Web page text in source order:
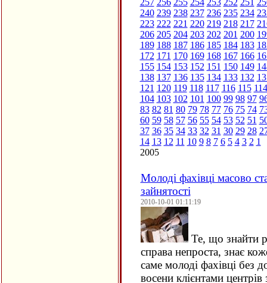
257 256 255 254 253 252 251
240 239 238 237 236 235 234
223 222 221 220 219 218 217
206 205 204 203 202 201 200
189 188 187 186 185 184 183
172 171 170 169 168 167 166
155 154 153 152 151 150 149
138 137 136 135 134 133 132
121 120 119 118 117 116 115 114
104 103 102 101 100 99 98 97
83 82 81 80 79 78 77 76 75 74
60 59 58 57 56 55 54 53 52 51
37 36 35 34 33 32 31 30 29 28
14 13 12 11 10 9 8 7 6 5 4 3 2 1
2005
Молоді фахівці масово
зайнятості
2010-10-01 01:11:19
Те, що знайти
справа непроста, знає
саме молоді фахівці без
восени клієнтами центрів